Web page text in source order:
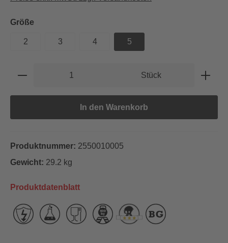
Größe
2 3 4 5
Produkt Anzahl: Gib den gewünschten
Stück
In den Warenkorb
Produktnummer: 2550010005
Gewicht: 29.2 kg
Produktdatenblatt